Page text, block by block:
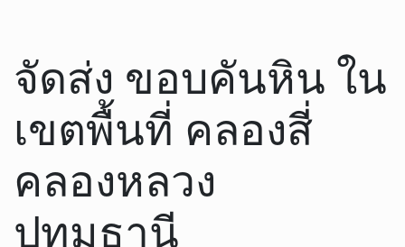
จัดส่ง ขอบคันหิน ใน
เขตพื้นที่ คลองสี่
คลองหลวง
ปทุมธานี